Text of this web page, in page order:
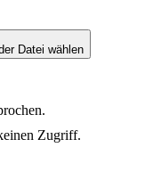
Datei wählen
Zugriff.